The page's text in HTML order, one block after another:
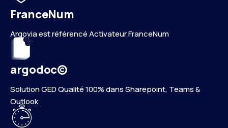
FranceNum
Argovia est référencé Activateur FranceNum
argodoc©
Solution GED Qualité 100% dans Sharepoint, Teams &
Outlook